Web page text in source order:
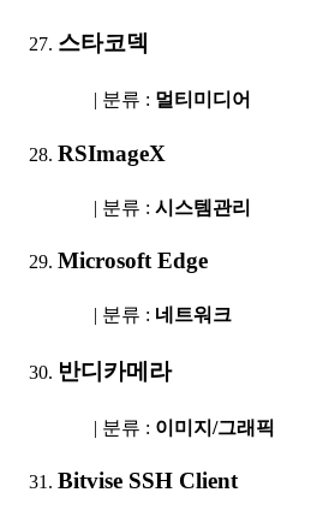
스타코덱
| 분류 : 멀티미디어
RSImageX
| 분류 : 시스템관리
Microsoft Edge
| 분류 : 네트워크
반디카메라
| 분류 : 이미지/그래픽
Bitvise SSH Client